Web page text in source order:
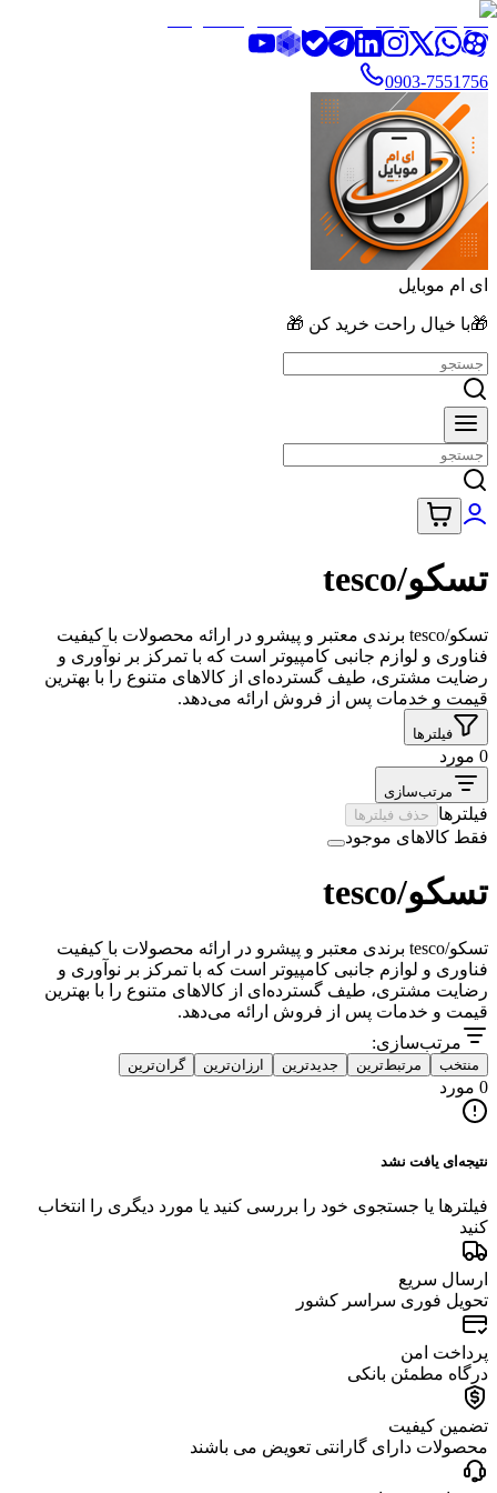
تخفیف ویژه بالای ۲۰٪ روی تمامی محصولات
0903-7551756
ای ام موبایل
🎁با خیال راحت خرید کن 🎁
تسکو/tesco
تسکو/tesco برندی معتبر و پیشرو در ارائه محصولات با کیفیت
فناوری و لوازم جانبی کامپیوتر است که با تمرکز بر نوآوری و
رضایت مشتری، طیف گسترده‌ای از کالاهای متنوع را با بهترین
قیمت و خدمات پس از فروش ارائه می‌دهد.
فیلترها
0 مورد
مرتب‌سازی
فیلترها حذف فیلترها
فقط کالاهای موجود
تسکو/tesco
تسکو/tesco برندی معتبر و پیشرو در ارائه محصولات با کیفیت
فناوری و لوازم جانبی کامپیوتر است که با تمرکز بر نوآوری و
رضایت مشتری، طیف گسترده‌ای از کالاهای متنوع را با بهترین
قیمت و خدمات پس از فروش ارائه می‌دهد.
مرتب‌سازی:
منتخب مرتبط‌ترین جدیدترین ارزان‌ترین گران‌ترین
0 مورد
نتیجه‌ای یافت نشد
فیلترها یا جستجوی خود را بررسی کنید یا مورد دیگری را انتخاب
کنید
ارسال سریع
تحویل فوری سراسر کشور
پرداخت امن
درگاه مطمئن بانکی
تضمین کیفیت
محصولات دارای گارانتی تعویض می باشند